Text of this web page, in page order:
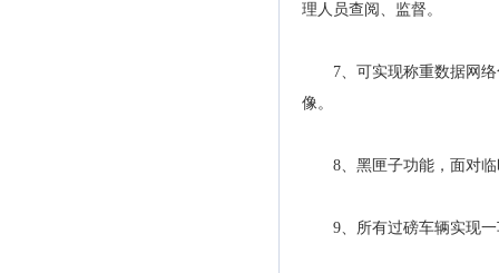
理人员查阅、监督。
7、可实现称重数据网络
像。
8、黑匣子功能，面对临
9、所有过磅车辆实现一